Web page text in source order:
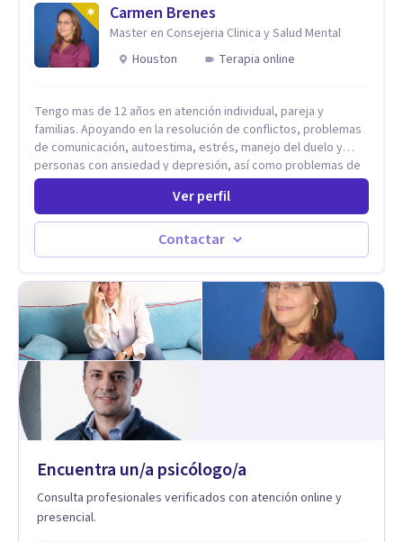
Carmen Brenes
Master en Consejeria Clinica y Salud Mental
Houston
Terapia online
Tengo mas de 12 años en atención individual, pareja y
familias. Apoyando en la resolución de conflictos, problemas
de comunicación, autoestima, estrés, manejo del duelo y
personas con ansiedad y depresión, así como problemas de
conducta y comportamiento. Desarrollo de personas
Estableciendo metas a corto y largo plazo, es vital para la
vida de cada uno tener su propia vision.
Ver perfil
Contactar
Encuentra un/a psicólogo/a
Consulta profesionales verificados con atención online y
presencial.